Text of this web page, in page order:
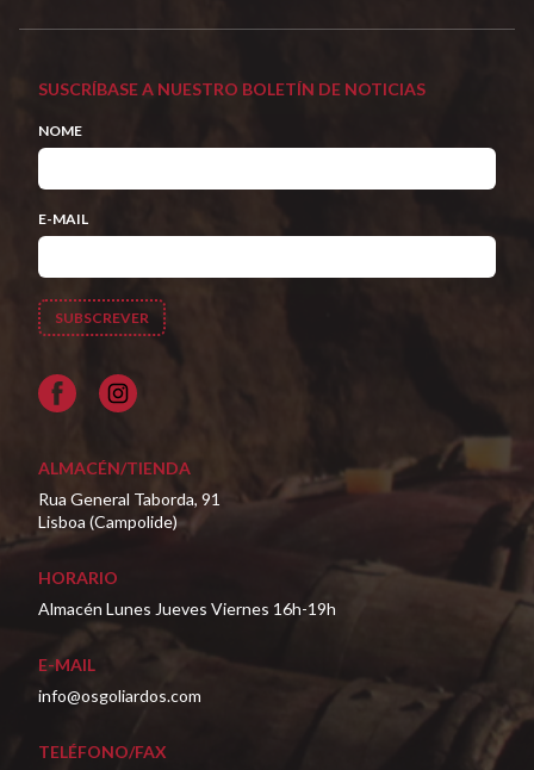
SUSCRÍBASE A NUESTRO BOLETÍN DE NOTICIAS
NOME
E-MAIL
Facebook
ALMACÉN/TIENDA
Rua General Taborda, 91
Lisboa (Campolide)
HORARIO
Almacén Lunes Jueves Viernes 16h-19h
E-MAIL
info@osgoliardos.com
TELÉFONO/FAX